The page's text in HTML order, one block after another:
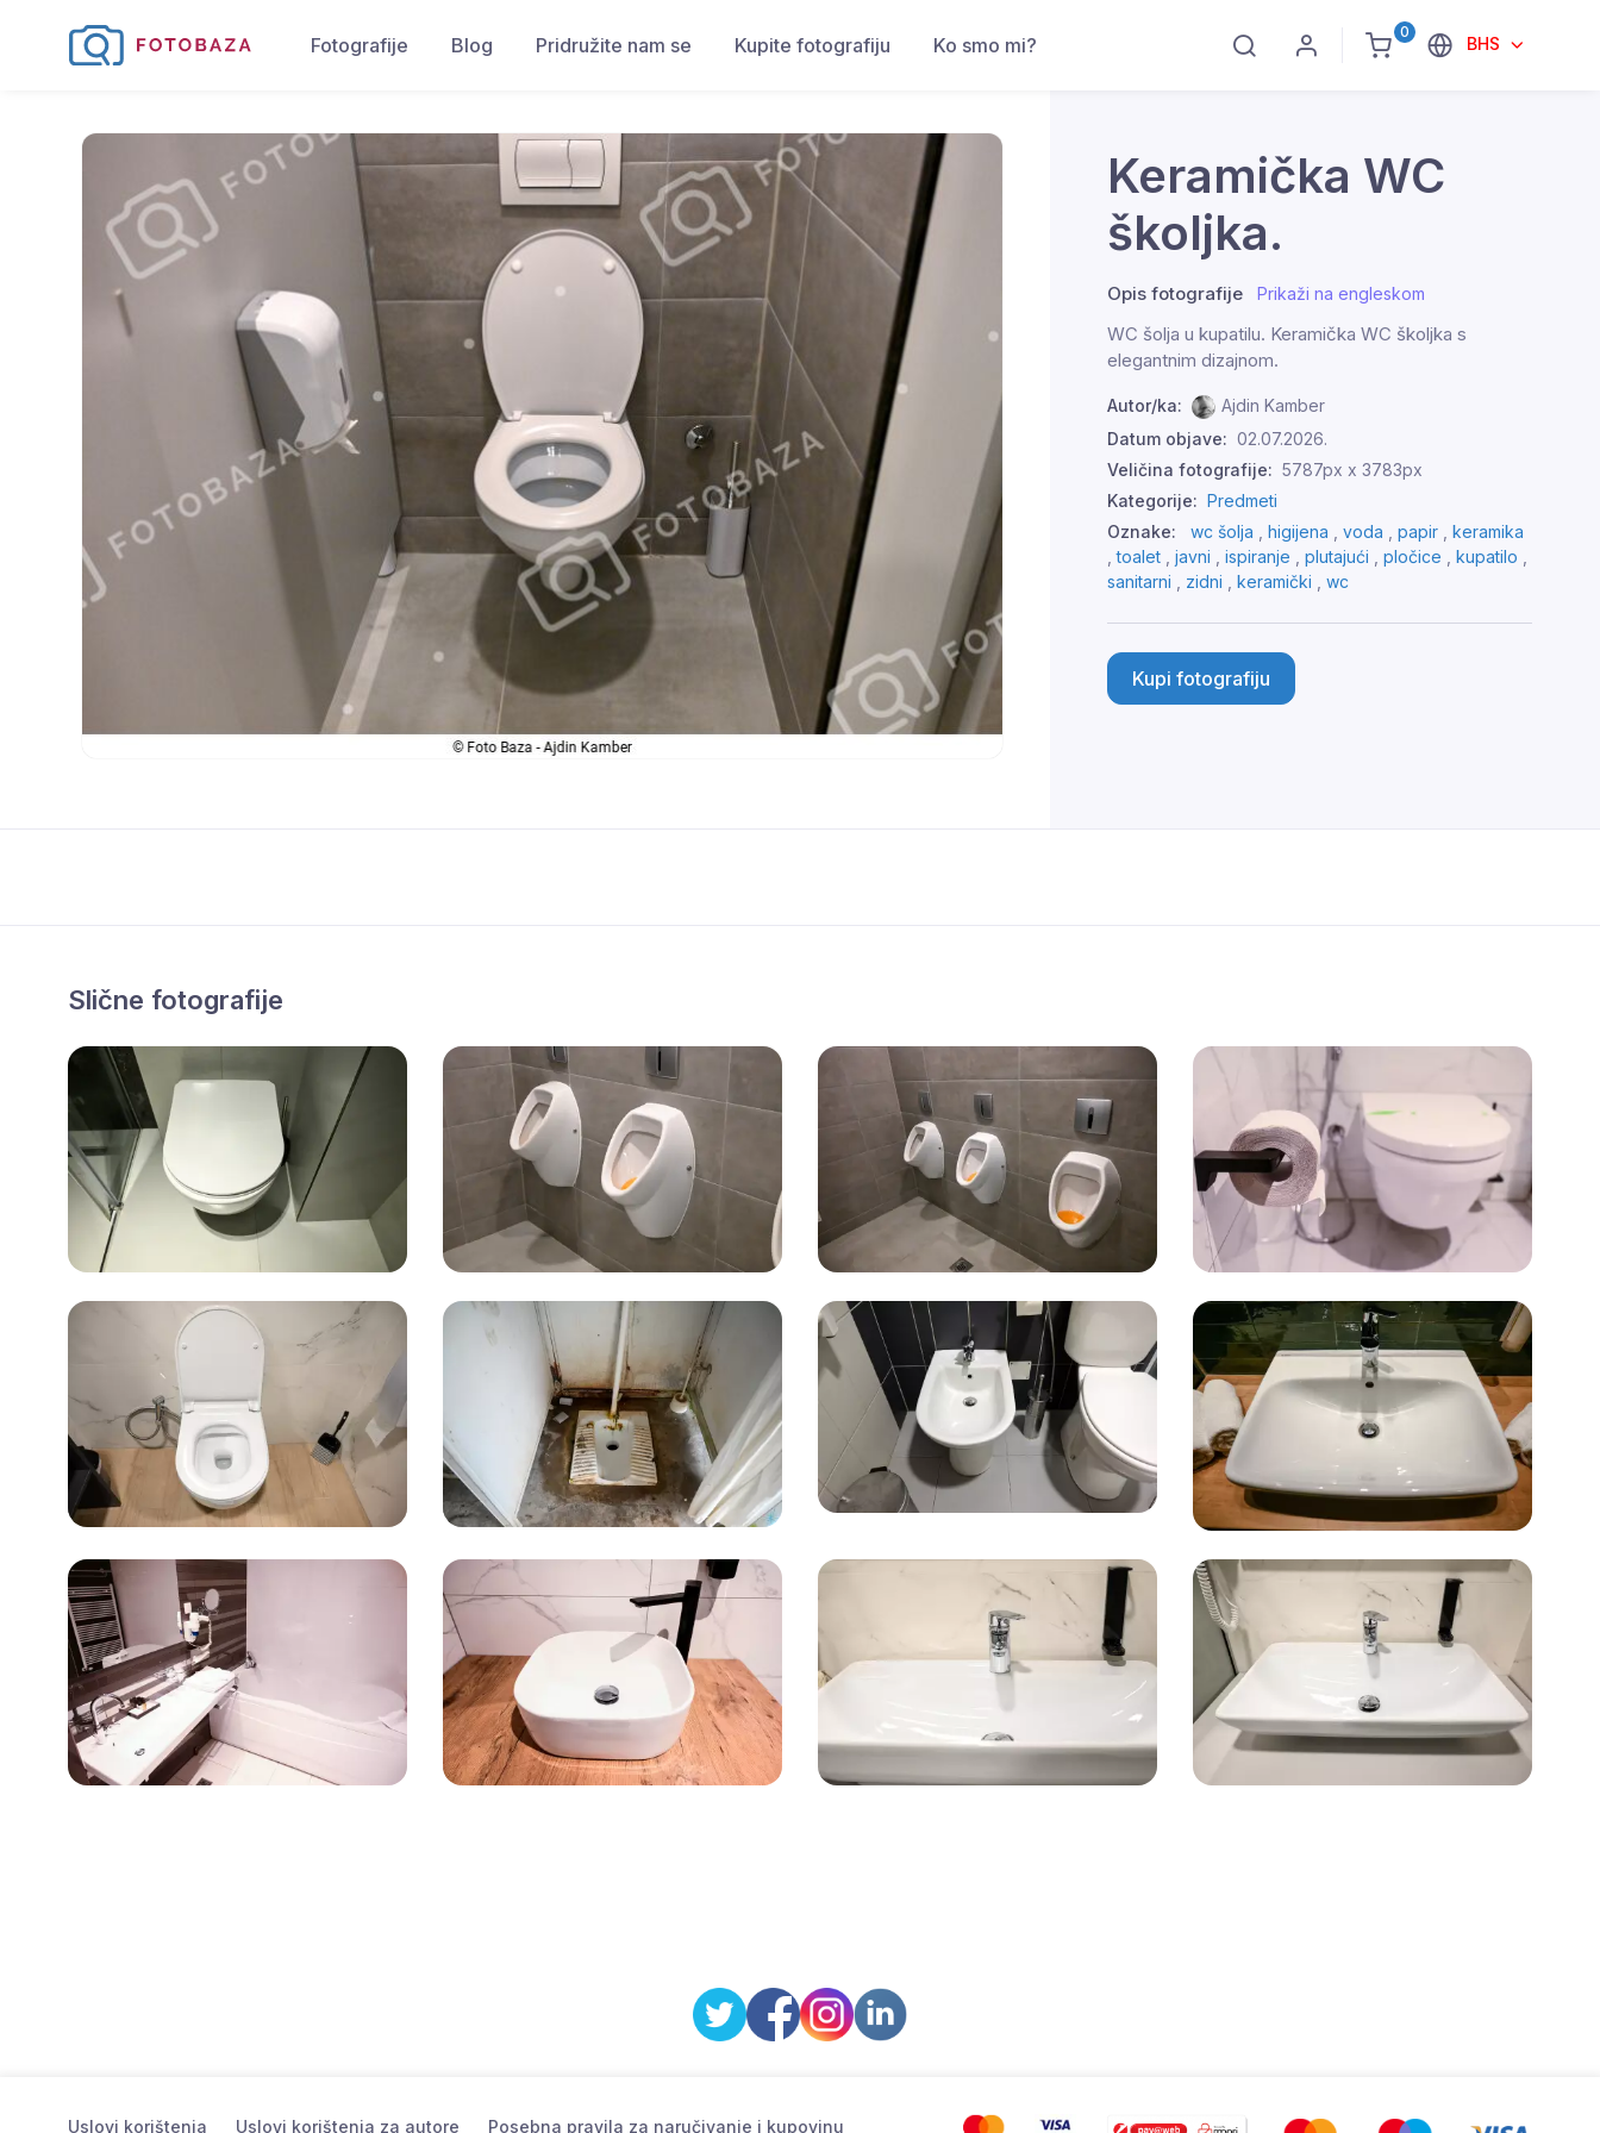
0
BHS
Fotografije Blog Pridružite nam se Kupite fotografiju Ko smo mi?
Keramička WC
školjka.
Opis fotografije Prikaži na engleskom
WC šolja u kupatilu. Keramička WC školjka s
elegantnim dizajnom.
Autor/ka:
Ajdin Kamber
Datum objave: 02.07.2026.
Veličina fotografije: 5787px x 3783px
Kategorije: Predmeti
Oznake:
wc šolja , higijena , voda , papir , keramika
,toalet , javni , ispiranje , plutajući , pločice , kupatilo ,
sanitarni , zidni , keramički , wc
Kupi fotografiju
Slične fotografije
Uslovi korištenja Uslovi korištenja za autore Posebna pravila za naručivanje i kupovinu